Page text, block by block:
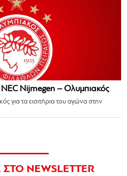
NEC Nijmegen – Ολυμπιακός
για τα εισιτήρια του αγώνα στην
NEWSLETTER